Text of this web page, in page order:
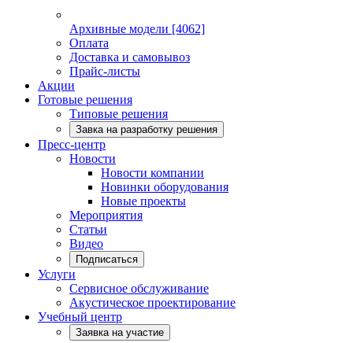
Архивные модели [4062]
Оплата
Доставка и самовывоз
Прайс-листы
Акции
Готовые решения
Типовые решения
Завка на разработку решения
Пресс-центр
Новости
Новости компании
Новинки оборудования
Новые проекты
Мероприятия
Статьи
Видео
Подписаться
Услуги
Сервисное обслуживание
Акустическое проектирование
Учебный центр
Заявка на участие